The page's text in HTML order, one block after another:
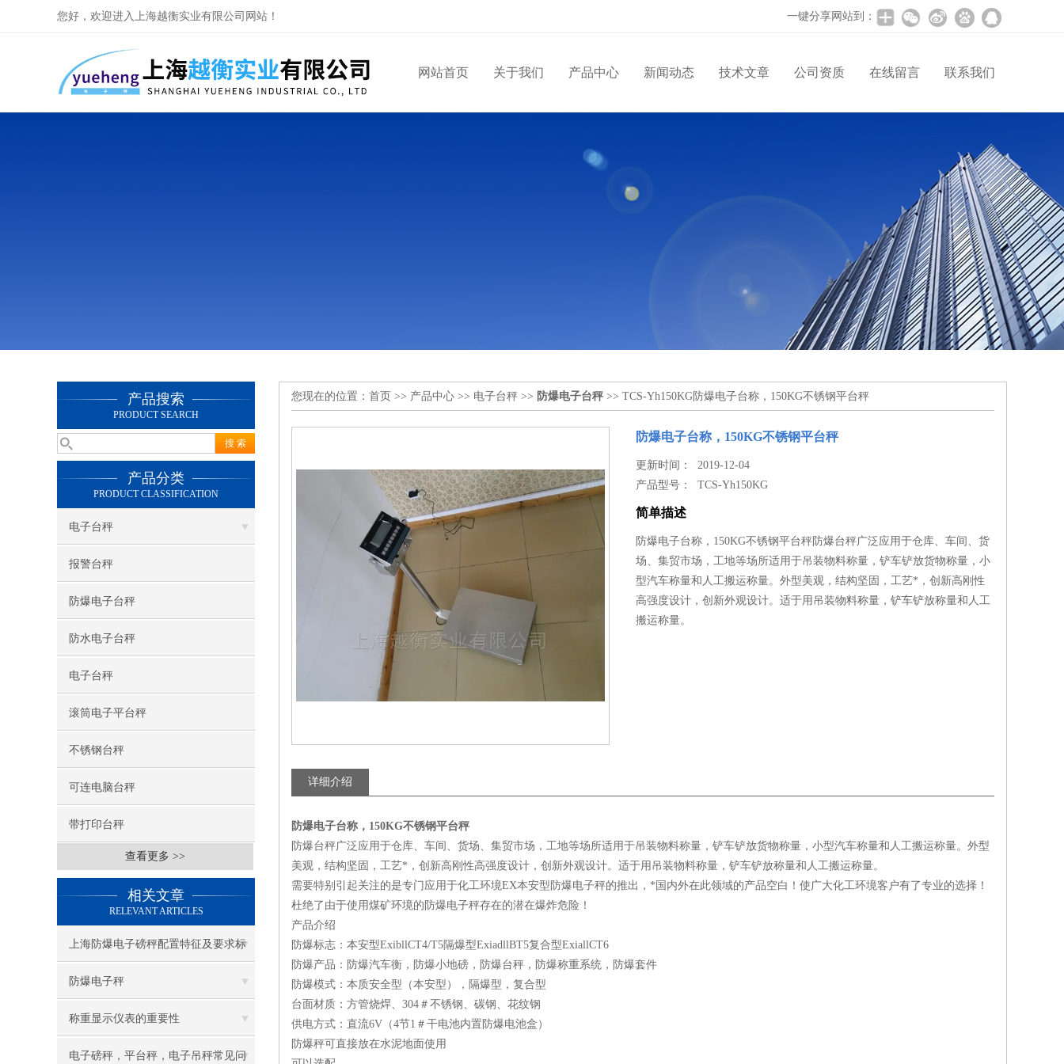
您好，欢迎进入上海越衡实业有限公司网站！ 一键分享网站到：
网站首页 关于我们 产品中心 新闻动态 技术文章 公司资质 在线留言 联系我们
产品搜索
PRODUCT SEARCH
产品分类
PRODUCT CLASSIFICATION
电子台秤
报警台秤
防爆电子台秤
防水电子台秤
电子台秤
滚筒电子平台秤
不锈钢台秤
可连电脑台秤
带打印台秤
查看更多 >>
相关文章
RELEVANT ARTICLES
上海防爆电子磅秤配置特征及要求标
准
防爆电子秤
称重显示仪表的重要性
电子磅秤，平台秤，电子吊秤常见问
您现在的位置： 首页 >> 产品中心 >> 电子台秤 >> 防爆电子台秤 >> TCS-Yh150KG防爆电子台称，150KG不锈钢平台秤
防爆电子台称，150KG不锈钢平台秤
更新时间： 2019-12-04
产品型号：TCS-Yh150KG
简单描述
防爆电子台称，150KG不锈钢平台秤防爆台秤广泛应用于仓库、车间、货
场、集贸市场，工地等场所适用于吊装物料称量，铲车铲放货物称量，小
型汽车称量和人工搬运称量。外型美观，结构坚固，工艺*，创新高刚性
高强度设计，创新外观设计。适于用吊装物料称量，铲车铲放称量和人工
搬运称量。
详细介绍
防爆电子台称，150KG不锈钢平台秤
防爆台秤广泛应用于仓库、车间、货场、集贸市场，工地等场所适用于吊装物料称量，铲车铲放货物称量，小型汽车称量和人工搬运称量。外型
美观，结构坚固，工艺*，创新高刚性高强度设计，创新外观设计。适于用吊装物料称量，铲车铲放称量和人工搬运称量。
需要特别引起关注的是专门应用于化工环境EX本安型防爆电子秤的推出，*国内外在此领域的产品空白！使广大化工环境客户有了专业的选择！
杜绝了由于使用煤矿环境的防爆电子秤存在的潜在爆炸危险！
产品介绍
防爆标志：本安型ExibllCT4/T5隔爆型ExiadllBT5复合型ExiallCT6
防爆产品：防爆汽车衡，防爆小地磅，防爆台秤，防爆称重系统，防爆套件
防爆模式：本质安全型（本安型），隔爆型，复合型
台面材质：方管烧焊、304＃不锈钢、碳钢、花纹钢
供电方式：直流6V（4节1＃干电池内置防爆电池盒）
防爆秤可直接放在水泥地面使用